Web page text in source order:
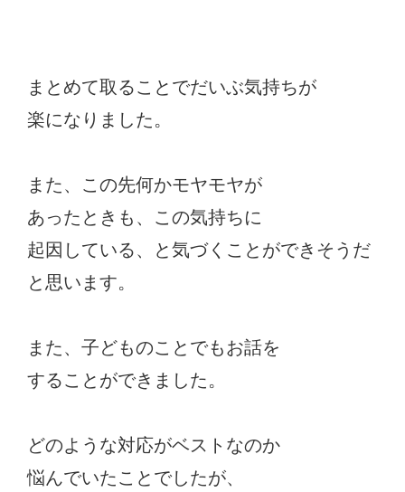
まとめて取ることでだいぶ気持ちが
楽になりました。
また、この先何かモヤモヤが
あったときも、この気持ちに
起因している、と気づくことができそうだ
と思います。
また、子どものことでもお話を
することができました。
どのような対応がベストなのか
悩んでいたことでしたが、